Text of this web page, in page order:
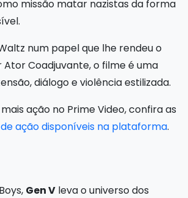
missão matar nazistas da forma
num papel que lhe rendeu o
Ator Coadjuvante, o filme é uma
diálogo e violência estilizada.
ação no Prime Video, confira as
ação disponíveis na plataforma.
Gen V leva o universo dos